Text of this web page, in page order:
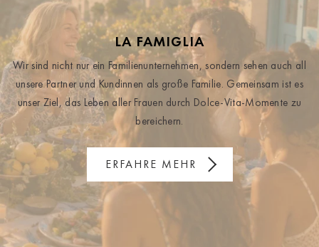
LA FAMIGLIA
Wir sind nicht nur ein Familienunternehmen, sondern sehen auch all
unsere Partner und Kundinnen als große Familie. Gemeinsam ist es
unser Ziel, das Leben aller Frauen durch Dolce-Vita-Momente zu
bereichern.
ERFAHRE MEHR